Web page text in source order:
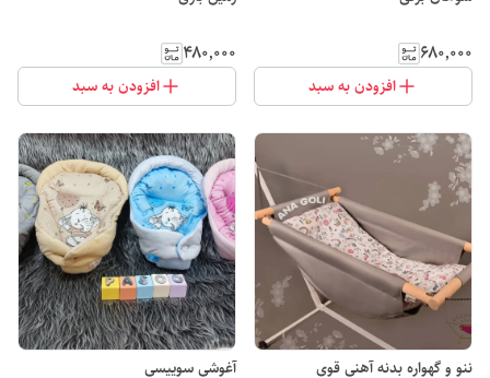
۶۸۰٬۰۰۰
افزودن به سبد
۴۸۰٬۰۰۰
افزودن به سبد
ننو و گهواره بدنه آهنی قوی آغوشی سوییسی